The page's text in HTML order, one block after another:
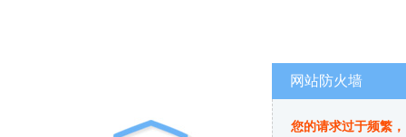
网站防火墙
您的请求过于频繁